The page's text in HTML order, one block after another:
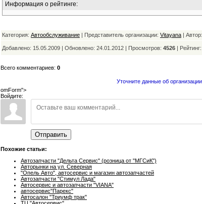
Информация о рейтинге:
Категория: Автообслуживание | Представитель организации: Vitayana | Автор:
Добавлено: 15.05.2009 | Обновлено: 24.01.2012 | Просмотров: 4526 | Рейтинг:
Всего комментариев: 0
Уточните данные об
omForm">
Войдите:
Отправить
Похожие статьи:
Автозапчасти "Дельта Сервис" (розница от "МГСиК")
Авторынки на ул. Северная
"Опель Авто", автосервис и магазин автозапчастей
Автозапчасти "Стимул Лада"
Автосервис и автозапчасти "VIANA"
автосервис"Парекс"
Автосалон "Триумф трак"